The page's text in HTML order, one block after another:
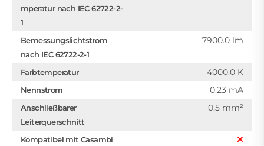
mperatur nach IEC 62722-2-
1
Bemessungslichtstrom
nach IEC 62722-2-1
7900.0 lm
Farbtemperatur 4000.0 K
Nennstrom 0.23 mA
Anschließbarer
Leiterquerschnitt
0.5 mm²
Kompatibel mit Casambi